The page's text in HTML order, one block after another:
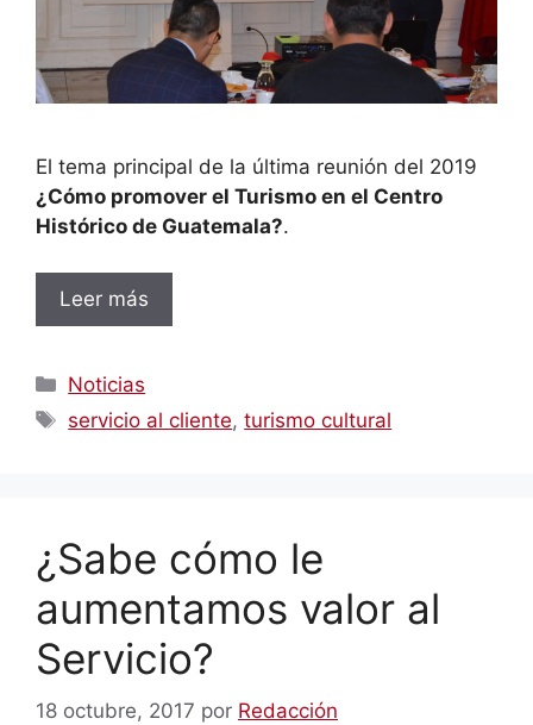
El tema principal de la última reunión del 2019
¿Cómo promover el Turismo en el Centro
Histórico de Guatemala?.
Leer más
Categorías
Noticias
Etiquetas
servicio al cliente,turismo cultural
¿Sabe cómo le
aumentamos valor al
Servicio?
18 octubre, 2017 por Redacción